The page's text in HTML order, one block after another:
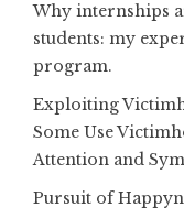
Why internships
students: my
program.
Exploiting
Some Use
Attention and
Pursuit of